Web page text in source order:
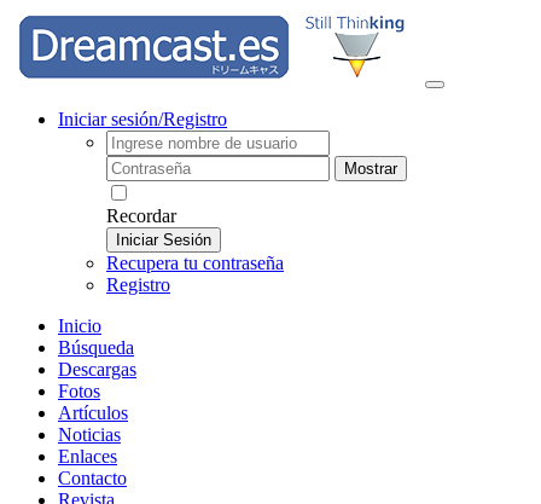
Iniciar sesión/Registro
Mostrar
Recordar
Iniciar Sesión
Recupera tu contraseña
Registro
Inicio
Búsqueda
Descargas
Fotos
Artículos
Noticias
Enlaces
Contacto
Revista